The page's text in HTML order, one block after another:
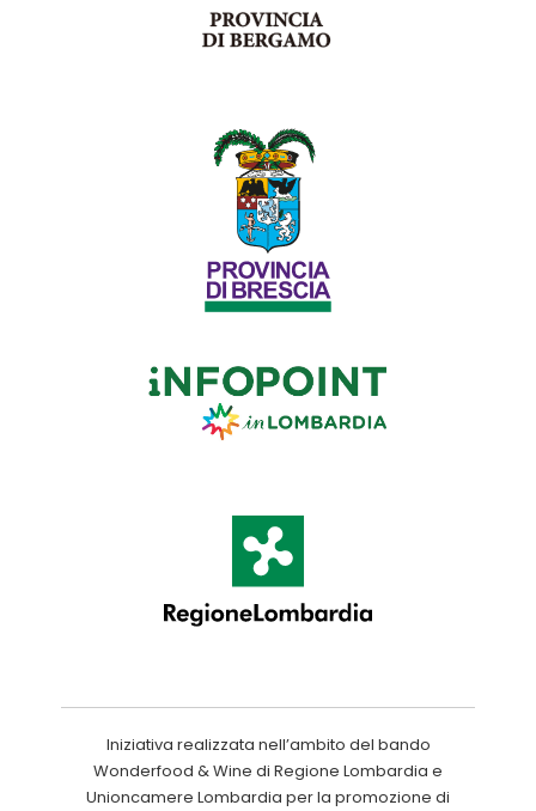
Iniziativa realizzata nell’ambito del bando
Wonderfood & Wine di Regione Lombardia e
Unioncamere Lombardia per la promozione di